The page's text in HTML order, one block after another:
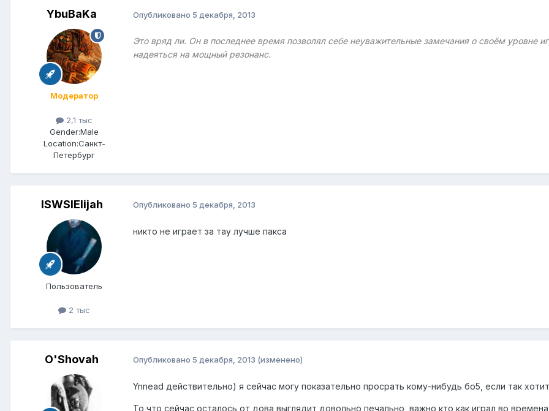
YbuBaKa
Модератор
2,1 тыс
Gender:Male
Location:Санкт-
Петербург
Опубликовано 5 декабря, 2013
Это вряд ли. Он в последнее время позволял себе неуважительные замечания о своём уровне
надеяться на мощный резонанс.
ISWSIElijah
Пользователь
2 тыс
Опубликовано 5 декабря, 2013
никто не играет за тау лучше пакса
О'Shovah Опубликовано 5 декабря, 2013 (изменено)
Ynnead действительно) я сейчас могу показательно просрать кому-нибудь бо5, если так
То что сейчас осталось от дова выглядит довольно печально, важно кто как играл во